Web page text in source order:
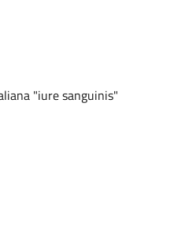
"iure sanguinis"